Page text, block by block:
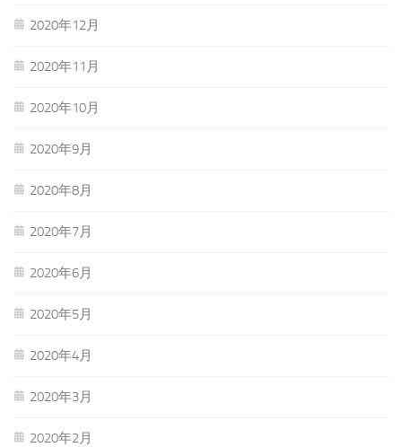
2020年12月
2020年11月
2020年10月
2020年9月
2020年8月
2020年7月
2020年6月
2020年5月
2020年4月
2020年3月
2020年2月